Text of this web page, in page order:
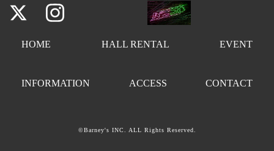
HOME HALL RENTAL EVENT
INFORMATION ACCESS CONTACT
©Barney's INC. ALL Rights Reserved.